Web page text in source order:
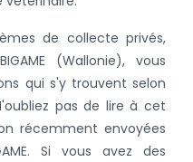
de collecte privés,
(Wallonie), vous
qui s'y trouvent selon
pas de lire à cet
récemment envoyées
Si vous avez des